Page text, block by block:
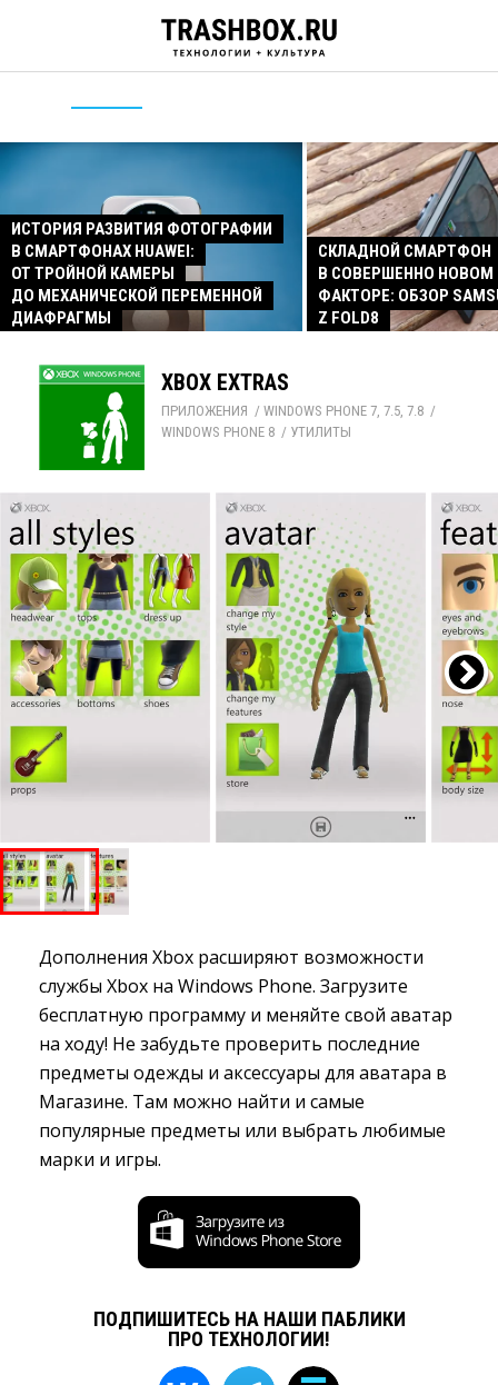
ИСТОРИЯ РАЗВИТИЯ ФОТОГРАФИИ
В СМАРТФОНАХ HUAWEI:
ОТ ТРОЙНОЙ КАМЕРЫ
ДО МЕХАНИЧЕСКОЙ ПЕРЕМЕННОЙ
ДИАФРАГМЫ
СКЛАДНОЙ СМАРТФОН
В СОВЕРШЕННО
ФАКТОРЕ: ОБЗОР
Z FOLD8
XBOX EXTRAS
ПРИЛОЖЕНИЯ / WINDOWS PHONE 7, 7.5, 7.8 /
WINDOWS PHONE 8 / УТИЛИТЫ
Дополнения Xbox расширяют возможности
службы Xbox на Windows Phone. Загрузите
бесплатную программу и меняйте свой аватар
на ходу! Не забудьте проверить последние
предметы одежды и аксессуары для аватара в
Магазине. Там можно найти и самые
популярные предметы или выбрать любимые
марки и игры.
ПОДПИШИТЕСЬ НА НАШИ ПАБЛИКИ
ПРО ТЕХНОЛОГИИ!